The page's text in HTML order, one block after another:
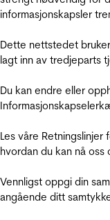
informasjonskapsler
Dette nettstedet
lagt inn av tredjeparts
Du kan endre eller
Les våre
hvordan du kan nå
Vennligst oppgi din
angående ditt